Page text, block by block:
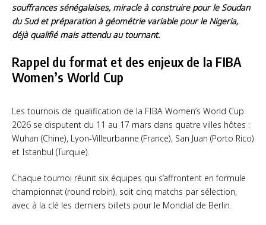
souffrances sénégalaises, miracle à construire pour le Soudan
du Sud et préparation à géométrie variable pour le Nigeria,
déjà qualifié mais attendu au tournant.
Rappel du format et des enjeux de la FIBA
Women’s World Cup
Les tournois de qualification de la FIBA Women’s World Cup
2026 se disputent du 11 au 17 mars dans quatre villes hôtes :
Wuhan (Chine), Lyon-Villeurbanne (France), San Juan (Porto Rico)
et Istanbul (Turquie).
Chaque tournoi réunit six équipes qui s’affrontent en formule
championnat (round robin), soit cinq matchs par sélection,
avec à la clé les derniers billets pour le Mondial de Berlin.